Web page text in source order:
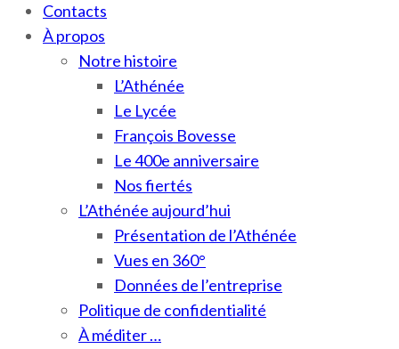
Contacts
À propos
Notre histoire
L’Athénée
Le Lycée
François Bovesse
Le 400e anniversaire
Nos fiertés
L’Athénée aujourd’hui
Présentation de l’Athénée
Vues en 360°
Données de l’entreprise
Politique de confidentialité
À méditer …